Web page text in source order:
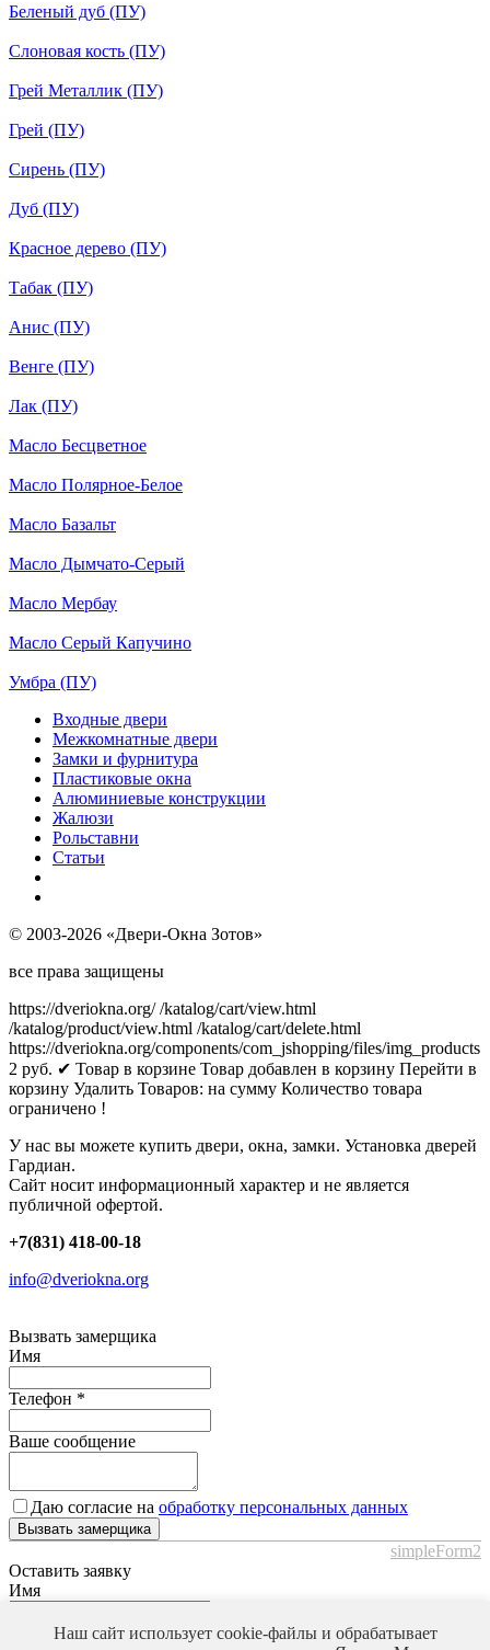
Беленый дуб (ПУ)
Слоновая кость (ПУ)
Грей Металлик (ПУ)
Грей (ПУ)
Сирень (ПУ)
Дуб (ПУ)
Красное дерево (ПУ)
Табак (ПУ)
Анис (ПУ)
Венге (ПУ)
Лак (ПУ)
Масло Бесцветное
Масло Полярное-Белое
Масло Базальт
Масло Дымчато-Серый
Масло Мербау
Масло Серый Капучино
Умбра (ПУ)
Входные двери
Межкомнатные двери
Замки и фурнитура
Пластиковые окна
Алюминиевые конструкции
Жалюзи
Рольставни
Статьи
© 2003-2026 «Двери-Окна Зотов»
все права защищены
https://dveriokna.org/ /katalog/cart/view.html
/katalog/product/view.html /katalog/cart/delete.html
https://dveriokna.org/components/com_jshopping/files/img_products
2 руб. ✔ Товар в корзине Товар добавлен в корзину Перейти в
корзину Удалить Товаров: на сумму Количество товара
ограничено !
У нас вы можете купить двери, окна, замки. Установка дверей
Гардиан.
Сайт носит информационный характер и не является
публичной офертой.
+7(831) 418-00-18
info@dveriokna.org
Вызвать замерщика
Имя
Телефон *
Ваше сообщение
Даю согласие на обработку персональных данных
Вызвать замерщика
simpleForm2
Оставить заявку
Имя
Телефон*
Наш сайт использует cookie-файлы и обрабатывает